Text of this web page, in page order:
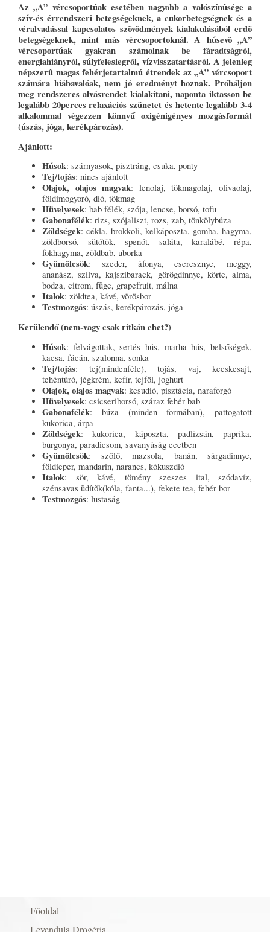
Az „A” vércsoportúak esetében nagyobb a valószínûsége a
szív-és érrendszeri betegségeknek, a cukorbetegségnek és a
véralvadással kapcsolatos szövõdmények kialakulásából erdõ
betegségeknek, mint más vércsoportoknál. A húsevõ „A”
vércsoportúak gyakran számolnak be fáradtságról,
energiahiányról, súlyfeleslegrõl, vízvisszatartásról. A jelenleg
népszerû magas fehérjetartalmú étrendek az „A” vércsoport
számára hiábavalóak, nem jó eredményt hoznak. Próbáljon
meg rendszeres alvásrendet kialakítani, naponta iktasson be
legalább 20perces relaxációs szünetet és hetente legalább 3-4
alkalommal végezzen könnyű oxigénigényes mozgásformát
(úszás, jóga, kerékpározás).
Ajánlott:
Húsok: szárnyasok, pisztráng, csuka, ponty
Tej/tojás: nincs ajánlott
Olajok, olajos magvak: lenolaj, tökmagolaj, olivaolaj,
földimogyoró, dió, tökmag
Hüvelyesek: bab félék, szója, lencse, borsó, tofu
Gabonafélék: rizs, szójaliszt, rozs, zab, tönkölybúza
Zöldségek: cékla, brokkoli, kelkáposzta, gomba, hagyma,
zöldborsó, sütőtök, spenót, saláta, karalábé, répa,
fokhagyma, zöldbab, uborka
Gyümölcsök: szeder, áfonya, cseresznye, meggy,
ananász, szilva, kajszibarack, görögdinnye, körte, alma,
bodza, citrom, füge, grapefruit, málna
Italok: zöldtea, kávé, vörösbor
Testmozgás: úszás, kerékpározás, jóga
Kerülendő (nem-vagy csak ritkán ehet?)
Húsok: felvágottak, sertés hús, marha hús, belsőségek,
kacsa, fácán, szalonna, sonka
Tej/tojás: tej(mindenféle), tojás, vaj, kecskesajt,
tehéntúró, jégkrém, kefír, tejföl, joghurt
Olajok, olajos magvak: kesudió, pisztácia, naraforgó
Hüvelyesek: csicseriborsó, száraz fehér bab
Gabonafélék: búza (minden formában), pattogatott
kukorica, árpa
Zöldségek: kukorica, káposzta, padlizsán, paprika,
burgonya, paradicsom, savanyúság ecetben
Gyümölcsök: szőlő, mazsola, banán, sárgadinnye,
földieper, mandarin, narancs, kókuszdió
Italok: sör, kávé, tömény szeszes ital, szódavíz,
szénsavas üdítõk(kóla, fanta...), fekete tea, fehér bor
Testmozgás: lustaság
Főoldal
Levendula Drogéria